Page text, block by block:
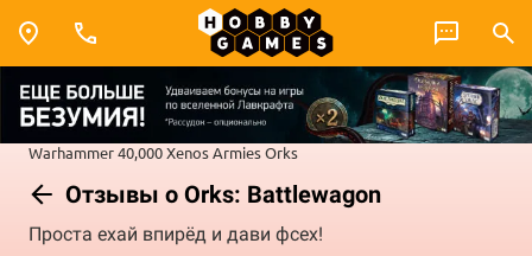
Warhammer 40,000Xenos ArmiesOrks
Отзывы о Orks: Battlewagon
Проста ехай впирёд и дави фсех!